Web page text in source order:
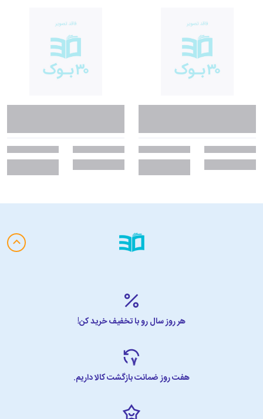
هر روز سال رو با تخفیف خرید کن!
هفت روز ضمانت بازگشت کالا داریم.